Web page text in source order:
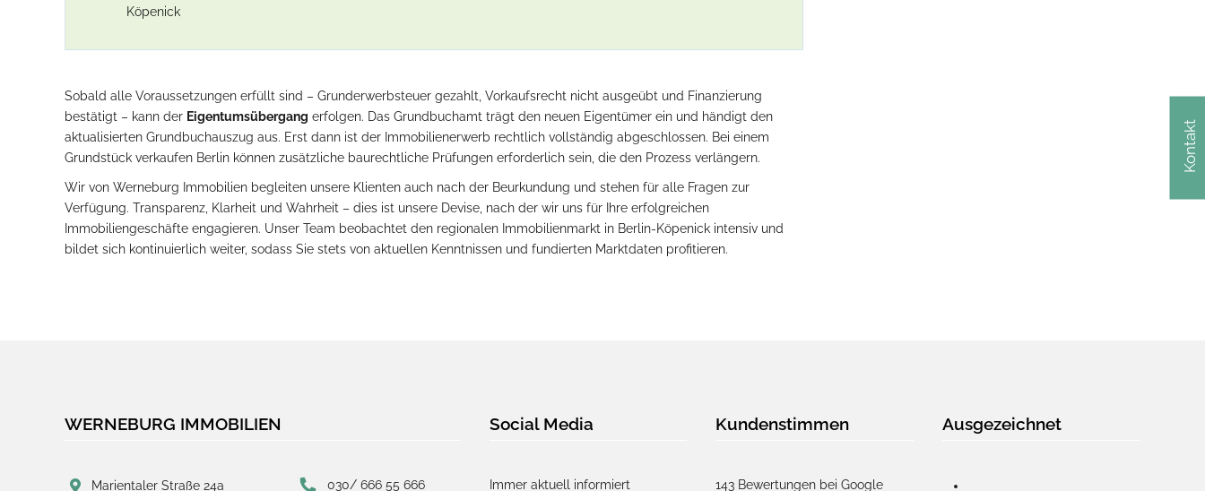
Kontakt
Köpenick
Sobald alle Voraussetzungen erfüllt sind – Grunderwerbsteuer gezahlt, Vorkaufsrecht nicht ausgeübt und Finanzierung
bestätigt – kann der Eigentumsübergang erfolgen. Das Grundbuchamt trägt den neuen Eigentümer ein und händigt den
aktualisierten Grundbuchauszug aus. Erst dann ist der Immobilienerwerb rechtlich vollständig abgeschlossen. Bei einem
Grundstück verkaufen Berlin können zusätzliche baurechtliche Prüfungen erforderlich sein, die den Prozess verlängern.
Wir von Werneburg Immobilien begleiten unsere Klienten auch nach der Beurkundung und stehen für alle Fragen zur
Verfügung. Transparenz, Klarheit und Wahrheit – dies ist unsere Devise, nach der wir uns für Ihre erfolgreichen
Immobiliengeschäfte engagieren. Unser Team beobachtet den regionalen Immobilienmarkt in Berlin-Köpenick intensiv und
bildet sich kontinuierlich weiter, sodass Sie stets von aktuellen Kenntnissen und fundierten Marktdaten profitieren.
WERNEBURG IMMOBILIEN
Marientaler Straße 24a
030/ 666 55 666
Social Media
Immer aktuell informiert
Kundenstimmen
143 Bewertungen bei Google
Ausgezeichnet